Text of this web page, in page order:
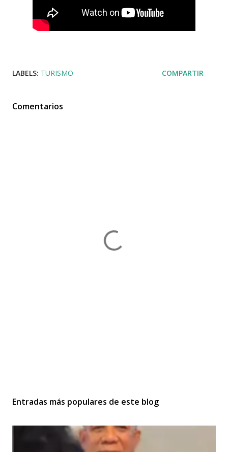
LABELS: TURISMO COMPARTIR
Comentarios
Entradas más populares de este blog